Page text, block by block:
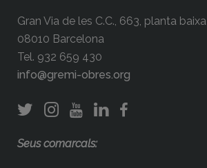
Gran Via de les C.C., 663, planta baixa
08010 Barcelona
Tel. 932 659 430
info@gremi-obres.org
Seus comarcals: